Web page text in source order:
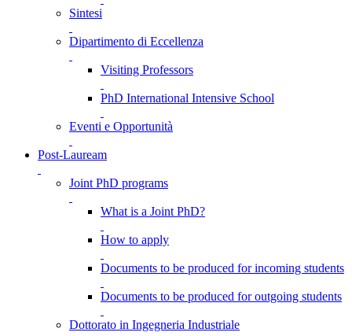
Sintesi
Dipartimento di Eccellenza
Visiting Professors
PhD International Intensive School
Eventi e Opportunità
Post-Lauream
Joint PhD programs
What is a Joint PhD?
How to apply
Documents to be produced for incoming students
Documents to be produced for outgoing students
Dottorato in Ingegneria Industriale